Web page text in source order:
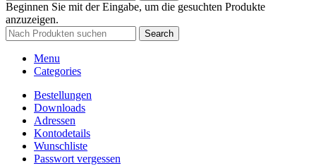
Beginnen Sie mit der Eingabe, um die gesuchten Produkte
anzuzeigen.
Search
Menu
Categories
Bestellungen
Downloads
Adressen
Kontodetails
Wunschliste
Passwort vergessen